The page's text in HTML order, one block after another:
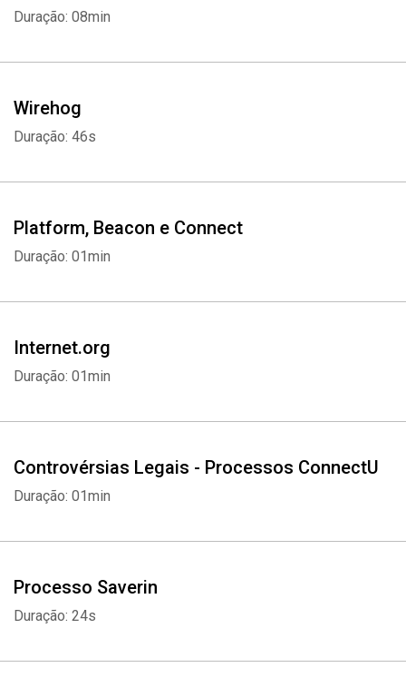
Duração: 08min
Wirehog
Duração: 46s
Platform, Beacon e Connect
Duração: 01min
Internet.org
Duração: 01min
Controvérsias Legais - Processos ConnectU
Duração: 01min
Processo Saverin
Duração: 24s